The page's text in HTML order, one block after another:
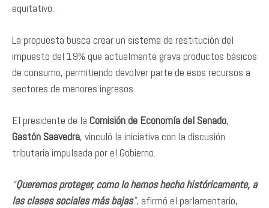
equitativo.
La propuesta busca crear un sistema de restitución del
impuesto del 19% que actualmente grava productos básicos
de consumo, permitiendo devolver parte de esos recursos a
sectores de menores ingresos.
El presidente de la Comisión de Economía del Senado,
Gastón Saavedra, vinculó la iniciativa con la discusión
tributaria impulsada por el Gobierno.
“Queremos proteger, como lo hemos hecho históricamente, a
las clases sociales más bajas”, afirmó el parlamentario,